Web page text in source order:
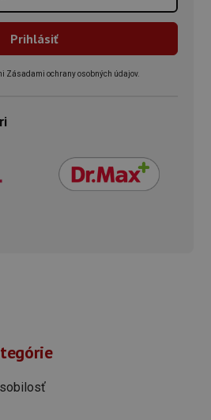
Zásadami ochrany osobných údajov.